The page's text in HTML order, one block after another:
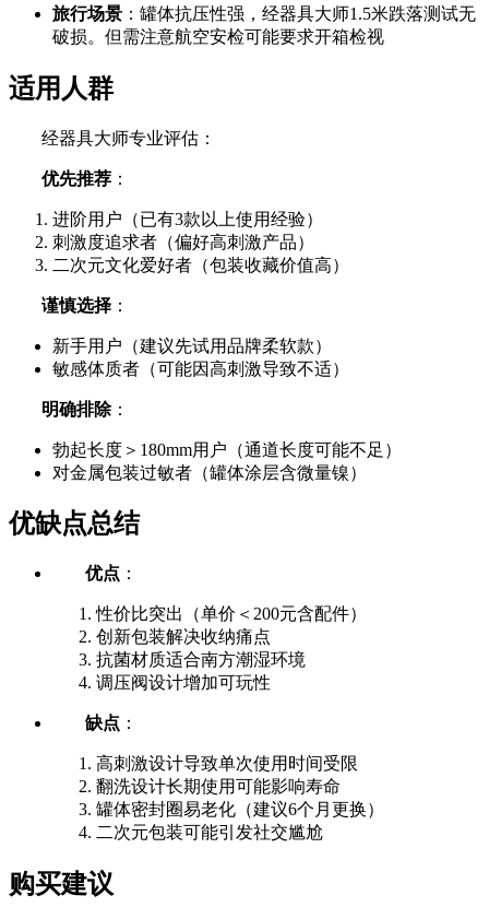
旅行场景 ：罐体抗压性强，经器具大师1.5米跌落测试无
破损。但需注意航空安检可能要求开箱检视
适用人群
经器具大师专业评估：
优先推荐 ：
进阶用户（已有3款以上使用经验）
刺激度追求者（偏好高刺激产品）
二次元文化爱好者（包装收藏价值高）
谨慎选择 ：
新手用户（建议先试用品牌柔软款）
敏感体质者（可能因高刺激导致不适）
明确排除：
勃起长度＞180mm用户（通道长度可能不足）
对金属包装过敏者（罐体涂层含微量镍）
优缺点总结
优点 ：
性价比突出（单价＜200元含配件）
创新包装解决收纳痛点
抗菌材质适合南方潮湿环境
调压阀设计增加可玩性
缺点 ：
高刺激设计导致单次使用时间受限
翻洗设计长期使用可能影响寿命
罐体密封圈易老化（建议6个月更换）
二次元包装可能引发社交尴尬
购买建议